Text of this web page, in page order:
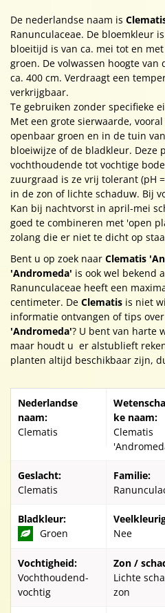
De nederlandse naam is
Ranunculaceae. De bloemkleur
bloeitijd is van ca. mei tot en
groen. De volwassen hoogte van
ca. 400 cm. Verdraagt een
verkrijgbaar.
Te gebruiken zonder specifieke
Met een grote sierwaarde,
openbaar groen en in de tuin
bloeiwijze of de bladkleur. Deze
vochthoudende tot vochtige
zuurgraad is ze vrij tolerant (pH
in de zon of lichte schaduw. Bij
Kan bij nachtvorst in april-mei
goed te combineren met 'open
zolang die er niet te dicht op
Bent u op zoek naar Clematis
'Andromeda' is ook wel bekend
Ranunculaceae heeft een
centimeter. De Clematis is niet
informatie ontvangen of tips
'Andromeda'? U bent van harte
maar houdt u er alstublieft
planten altijd beschikbaar zijn,
Nederlandse
naam:
Clematis
ke naam:
Clematis
Geslacht:
Clematis
Familie:
Bladkleur:
Groen
Nee
Vochtigheid:
Vochthoudend-
vochtig
Zon /
Lichte
zon